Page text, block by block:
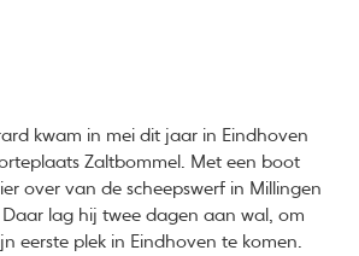
kwam in mei dit jaar in Eindhoven
Zaltbommel. Met een boot
over van de scheepswerf in Millingen
lag hij twee dagen aan wal, om
eerste plek in Eindhoven te komen.